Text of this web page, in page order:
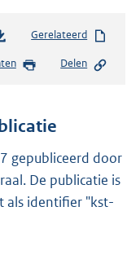
Gerelateerd
Delen
gepubliceerd door
De publicatie is
als identifier "kst-